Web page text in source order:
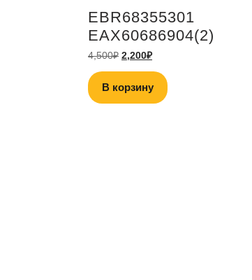
EBR68355301
EAX60686904(2)
4,500₽ 2,200₽
В корзину